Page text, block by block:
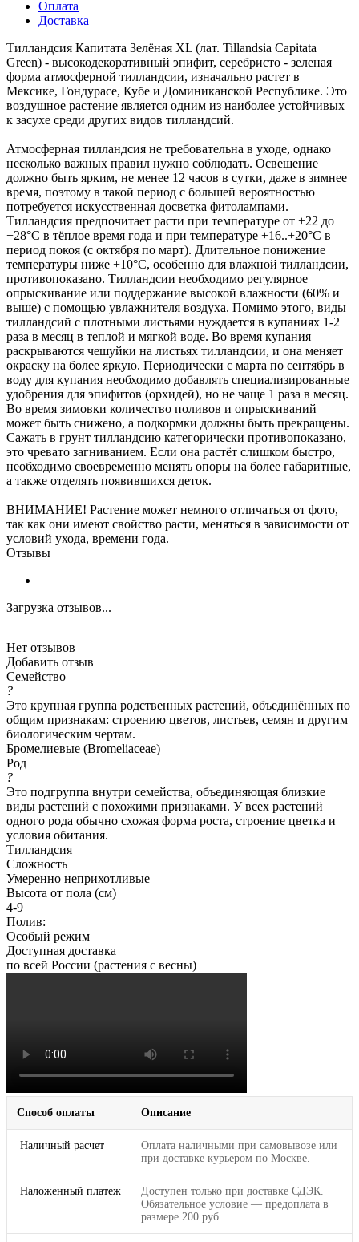
Оплата
Доставка
Тилландсия Капитата Зелёная XL (лат. Tillandsia Capitata
Green) - высокодекоративный эпифит, серебристо - зеленая
форма атмосферной тилландсии, изначально растет в
Мексике, Гондурасе, Кубе и Доминиканской Республике. Это
воздушное растение является одним из наиболее устойчивых
к засухе среди других видов тилландсий.
Атмосферная тилландсия не требовательна в уходе, однако
несколько важных правил нужно соблюдать. Освещение
должно быть ярким, не менее 12 часов в сутки, даже в зимнее
время, поэтому в такой период с большей вероятностью
потребуется искусственная досветка фитолампами.
Тилландсия предпочитает расти при температуре от +22 до
+28°С в тёплое время года и при температуре +16..+20°С в
период покоя (с октября по март). Длительное понижение
температуры ниже +10°С, особенно для влажной тилландсии,
противопоказано. Тилландсии необходимо регулярное
опрыскивание или поддержание высокой влажности (60% и
выше) с помощью увлажнителя воздуха. Помимо этого, виды
тилландсий с плотными листьями нуждается в купаниях 1-2
раза в месяц в теплой и мягкой воде. Во время купания
раскрываются чешуйки на листьях тилландсии, и она меняет
окраску на более яркую. Периодически с марта по сентябрь в
воду для купания необходимо добавлять специализированные
удобрения для эпифитов (орхидей), но не чаще 1 раза в месяц.
Во время зимовки количество поливов и опрыскиваний
может быть снижено, а подкормки должны быть прекращены.
Сажать в грунт тилландсию категорически противопоказано,
это чревато загниванием. Если она растёт слишком быстро,
необходимо своевременно менять опоры на более габаритные,
а также отделять появившихся деток.
ВНИМАНИЕ! Растение может немного отличаться от фото,
так как они имеют свойство расти, меняться в зависимости от
условий ухода, времени года.
Отзывы
Загрузка отзывов...
Нет отзывов
Добавить отзыв
Семейство
?
Это крупная группа родственных растений, объединённых по
общим признакам: строению цветов, листьев, семян и другим
биологическим чертам.
Бромелиевые (Bromeliaceae)
Род
?
Это подгруппа внутри семейства, объединяющая близкие
виды растений с похожими признаками. У всех растений
одного рода обычно схожая форма роста, строение цветка и
условия обитания.
Тилландсия
Сложность
Умеренно неприхотливые
Высота от пола (см)
4-9
Полив:
Особый режим
Доступная доставка
по всей России (растения с весны)
Способ оплаты Описание
Наличный расчет
Оплата наличными при самовывозе или
при доставке курьером по Москве.
Наложенный платеж
Доступен только при доставке СДЭК.
Обязательное условие — предоплата в
размере 200 руб.